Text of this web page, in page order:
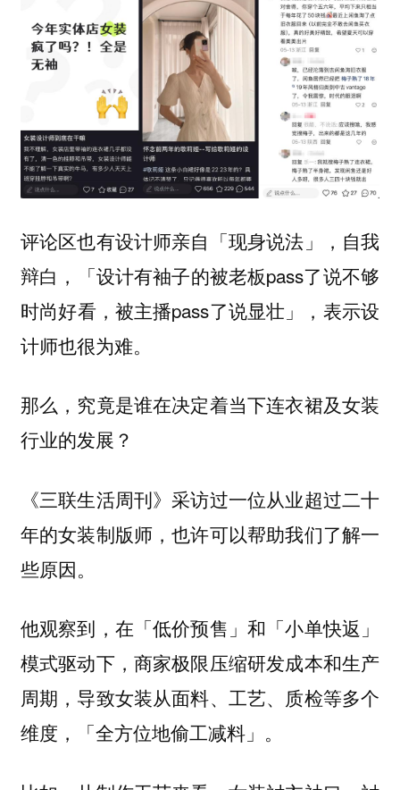
评论区也有设计师亲自「现身说法」，自我
辩白，「设计有袖子的被老板pass了说不够
时尚好看，被主播pass了说显壮」，表示设
计师也很为难。
那么，究竟是谁在决定着当下连衣裙及女装
行业的发展？
《三联生活周刊》采访过一位从业超过二十
年的女装制版师，也许可以帮助我们了解一
些原因。
他观察到，在「低价预售」和「小单快返」
模式驱动下，商家极限压缩研发成本和生产
周期，导致女装从面料、工艺、质检等多个
维度，「全方位地偷工减料」。